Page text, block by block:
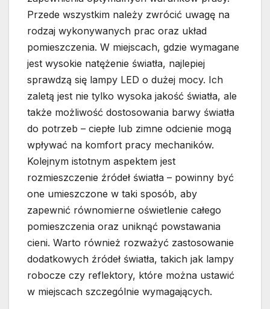
Przede wszystkim należy zwrócić uwagę na
rodzaj wykonywanych prac oraz układ
pomieszczenia. W miejscach, gdzie wymagane
jest wysokie natężenie światła, najlepiej
sprawdzą się lampy LED o dużej mocy. Ich
zaletą jest nie tylko wysoka jakość światła, ale
także możliwość dostosowania barwy światła
do potrzeb – ciepłe lub zimne odcienie mogą
wpływać na komfort pracy mechaników.
Kolejnym istotnym aspektem jest
rozmieszczenie źródeł światła – powinny być
one umieszczone w taki sposób, aby
zapewnić równomierne oświetlenie całego
pomieszczenia oraz uniknąć powstawania
cieni. Warto również rozważyć zastosowanie
dodatkowych źródeł światła, takich jak lampy
robocze czy reflektory, które można ustawić
w miejscach szczególnie wymagających.